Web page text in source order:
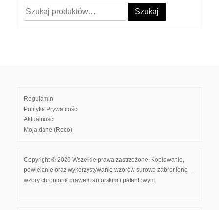
Szukaj: Szukaj
Regulamin
Polityka Prywatności
Aktualności
Moja dane (Rodo)
Copyright © 2020 Wszelkie prawa zastrzeżone. Kopiowanie,
powielanie oraz wykorzystywanie wzorów surowo zabronione –
wzory chronione prawem autorskim i patentowym.